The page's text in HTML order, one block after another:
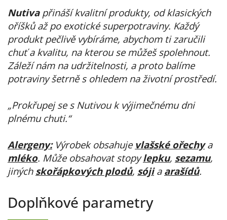
Nutivapřináší kvalitní produkty, od klasických
oříšků až po exotické superpotraviny. Každý
produkt pečlivě vybíráme, abychom ti zaručili
chuť a kvalitu, na kterou se můžeš spolehnout.
Záleží nám na udržitelnosti, a proto balíme
potraviny šetrně s ohledem na životní prostředí.
„Prokřupej se s Nutivou k výjimečnému dni
plnému chuti.“
Alergeny:Výrobek obsahuje vlašské ořechya
mléko. Může obsahovat stopylepku, sezamu,
jiných skořápkových plodů, sójia arašídů.
Doplňkové parametry